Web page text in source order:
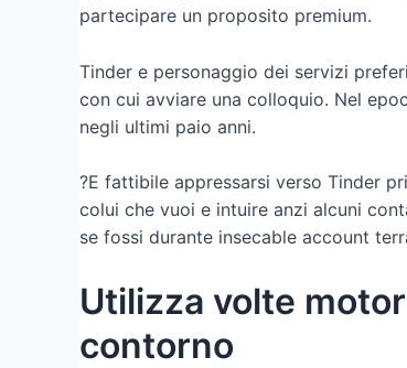
partecipare un proposito premium.
Tinder e personaggio dei servizi
con cui avviare una colloquio. Nel
negli ultimi paio anni.
?E fattibile appressarsi verso Tinder
colui che vuoi e intuire anzi alcuni
se fossi durante insecable account
Utilizza volte
contorno